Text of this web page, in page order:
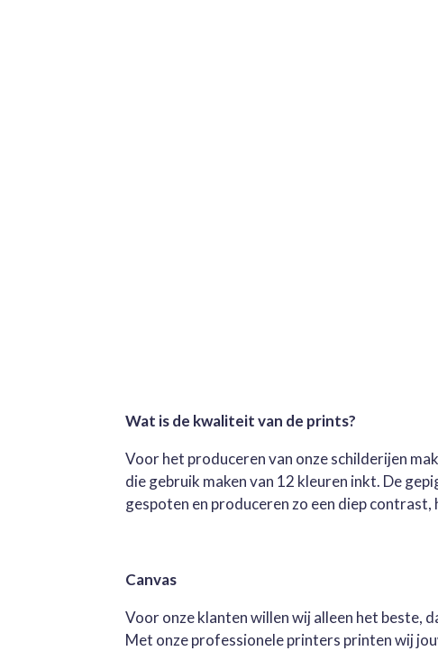
Wat is de kwaliteit van de prints?
Voor het produceren van onze schilderijen
die gebruik maken van 12 kleuren inkt. De
gespoten en produceren zo een diep
Canvas
Voor onze klanten willen wij alleen het beste,
Met onze professionele printers printen wij